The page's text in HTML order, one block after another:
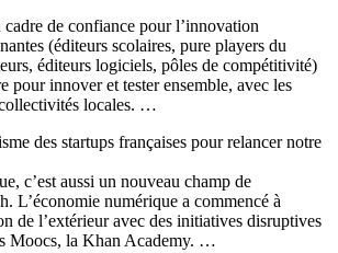
de confiance pour l’innovation
(éditeurs scolaires, pure players du
éditeurs logiciels, pôles de compétitivité)
pour innover et tester ensemble, avec les
locales. …
des startups françaises pour relancer notre
c’est aussi un nouveau champ de
L’économie numérique a commencé à
de l’extérieur avec des initiatives disruptives
Moocs, la Khan Academy. …